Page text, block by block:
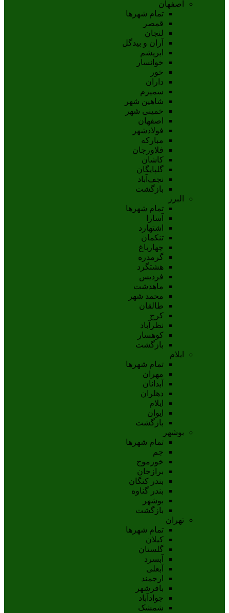
اصفهان
تمام شهر‌ها
قمصر
لنجان
آران و بیدگل
ابریشم
خوانسار
خور
داران
سمیرم
شاهین شهر
خمینی شهر
اصفهان
فولادشهر
مبارکه
فلاورجان
کاشان
گلپايگان
نجف‌آباد
بازگشت
البرز
تمام شهر‌ها
آسارا
اشتهارد
تنکمان
چهارباغ
گرمدره
هشتگرد
فردیس
ماهدشت
محمد شهر
طالقان
کرج
نظرآباد
کوهسار
بازگشت
ایلام
تمام شهر‌ها
مهران
آبدانان
دهلران
ايلام
ايوان
بازگشت
بوشهر
تمام شهر‌ها
جم
خورموج
برازجان
بندر کنگان
بندر گناوه
بوشهر
بازگشت
تهران
تمام شهر‌ها
کیلان
گلستان
آبسرد
آبعلی
ارجمند
باقرشهر
جوادآباد
شمشک